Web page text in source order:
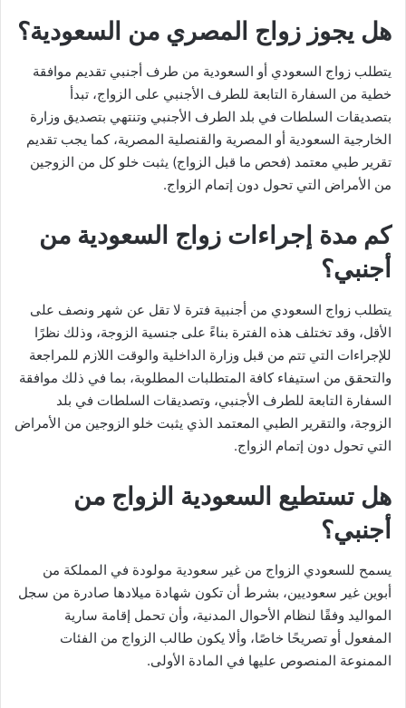
هل يجوز زواج المصري من السعودية؟
يتطلب زواج السعودي أو السعودية من طرف أجنبي تقديم موافقة
خطية من السفارة التابعة للطرف الأجنبي على الزواج، تبدأ
بتصديقات السلطات في بلد الطرف الأجنبي وتنتهي بتصديق وزارة
الخارجية السعودية أو المصرية والقنصلية المصرية، كما يجب تقديم
تقرير طبي معتمد (فحص ما قبل الزواج) يثبت خلو كل من الزوجين
من الأمراض التي تحول دون إتمام الزواج.
كم مدة إجراءات زواج السعودية من
أجنبي؟
يتطلب زواج السعودي من أجنبية فترة لا تقل عن شهر ونصف على
الأقل، وقد تختلف هذه الفترة بناءً على جنسية الزوجة، وذلك نظرًا
للإجراءات التي تتم من قبل وزارة الداخلية والوقت اللازم للمراجعة
والتحقق من استيفاء كافة المتطلبات المطلوبة، بما في ذلك موافقة
السفارة التابعة للطرف الأجنبي، وتصديقات السلطات في بلد
الزوجة، والتقرير الطبي المعتمد الذي يثبت خلو الزوجين من الأمراض
التي تحول دون إتمام الزواج.
هل تستطيع السعودية الزواج من
أجنبي؟
يسمح للسعودي الزواج من غير سعودية مولودة في المملكة من
أبوين غير سعوديين، بشرط أن تكون شهادة ميلادها صادرة من سجل
المواليد وفقًا لنظام الأحوال المدنية، وأن تحمل إقامة سارية
المفعول أو تصريحًا خاصًا، وألا يكون طالب الزواج من الفئات
الممنوعة المنصوص عليها في المادة الأولى.